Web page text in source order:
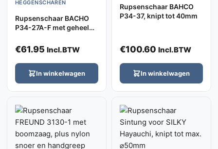
HEGGENSCHAREN
Rupsenschaar BACHO
P34-27A-F met geheel
30mm
€61.95 Incl.BTW
In winkelwagen
Rupsenschaar BAHCO
P34-37, knipt tot 40mm
€100.60 Incl.BTW
In winkelwagen